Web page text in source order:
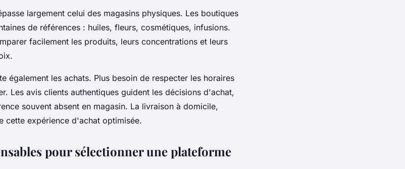
largement celui des magasins physiques. Les boutiques
de références : huiles, fleurs, cosmétiques, infusions.
facilement les produits, leurs concentrations et leurs
également les achats. Plus besoin de respecter les horaires
Les avis clients authentiques guident les décisions d'achat,
souvent absent en magasin. La livraison à domicile,
cette expérience d'achat optimisée.
pour sélectionner une plateforme